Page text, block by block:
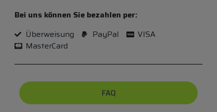
Bei uns können Sie bezahlen per:
Überweisung
PayPal
VISA
MasterCard
FAQ